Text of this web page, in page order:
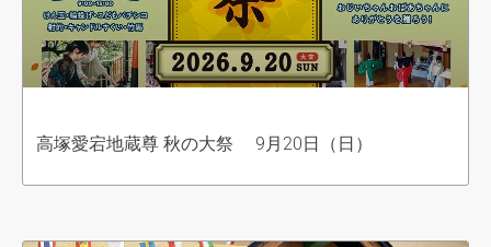
高塚愛宕地蔵尊 秋の大祭 9月20日（日）